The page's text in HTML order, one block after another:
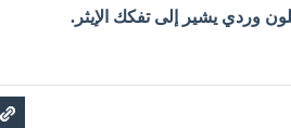
وردي يشير إلى تفكك الإيثر.